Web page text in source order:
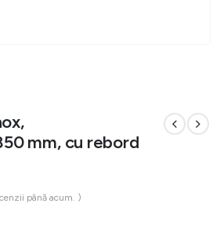
mm, cu rebord
până acum. )